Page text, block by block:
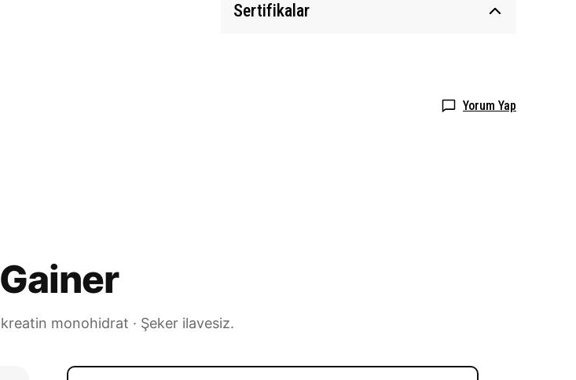
Sertifikalar
Yorum Yap
monohidrat · Şeker ilavesiz.